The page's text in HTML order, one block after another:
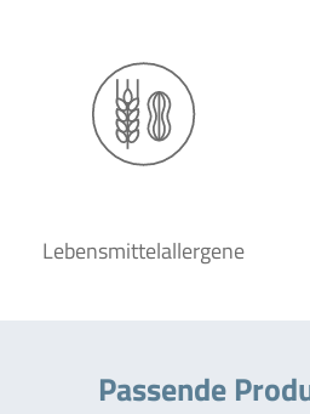
Lebensmittelallergene
Passende